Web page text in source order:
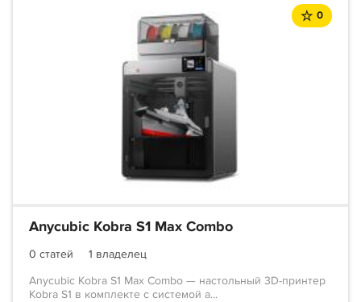
0
Anycubic Kobra S1 Max Combo
0 статей
1 владелец
Anycubic Kobra S1 Max Combo — настольный 3D-принтер
Kobra S1 в комплекте с системой а...